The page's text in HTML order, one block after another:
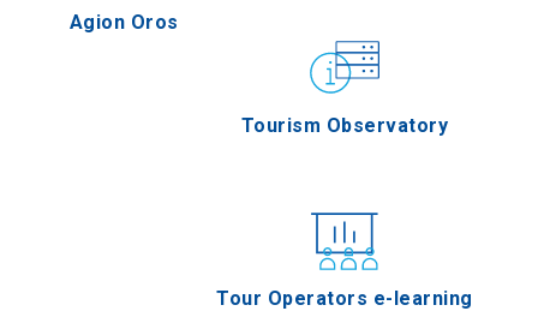
Agion Oros
Tourism Observatory
Tour Operators e-learning